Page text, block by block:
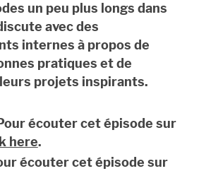
un peu plus longs dans
avec des
internes à propos de
pratiques et de
projets inspirants.
écouter cet épisode sur
here.
écouter cet épisode sur